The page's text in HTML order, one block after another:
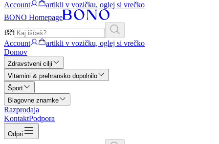
Account
artikli v vozičku, oglej si vrečko
BONO Homepage
Išči
Account
artikli v vozičku, oglej si vrečko
Domov
Zdravstveni cilji
Vitamini & prehransko dopolnilo
Šport
Blagovne znamke
Razprodaja
KontaktPodpora
Odpri